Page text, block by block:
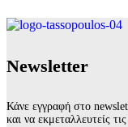
Νewsletter
Κάνε εγγραφή στο
και να εκμεταλλευτείς